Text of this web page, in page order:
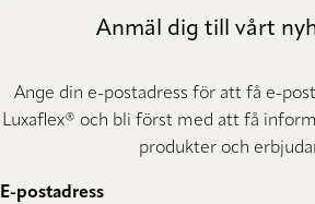
Anmäl dig till vårt
Ange din e-postadress för att få e-
Luxaflex® och bli först med att få
produkter och
E-postadress